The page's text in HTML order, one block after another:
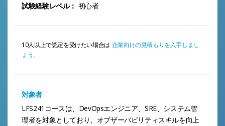
対象者
LFS241コースは、DevOpsエンジニア、SRE、システム管
理者を対象としており、オブザーバビリティスキルを向上
試験経験レベル： 初心者
10人以上で認定を受けたい場合は 企業向けの見積もりを入手しまし
ょう。